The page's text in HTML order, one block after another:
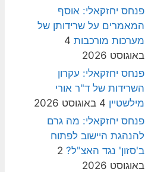
פנחס יחזקאלי: אוסף
המאמרים על שרידותן של
מערכות מורכבות 4
באוגוסט 2026
פנחס יחזקאלי: עקרון
השרידות של ד"ר אורי
מילשטיין 4 באוגוסט 2026
פנחס יחזקאלי: מה גרם
להנהגת היישוב לפתוח
ב'סזון' נגד האצ"ל? 2
באוגוסט 2026